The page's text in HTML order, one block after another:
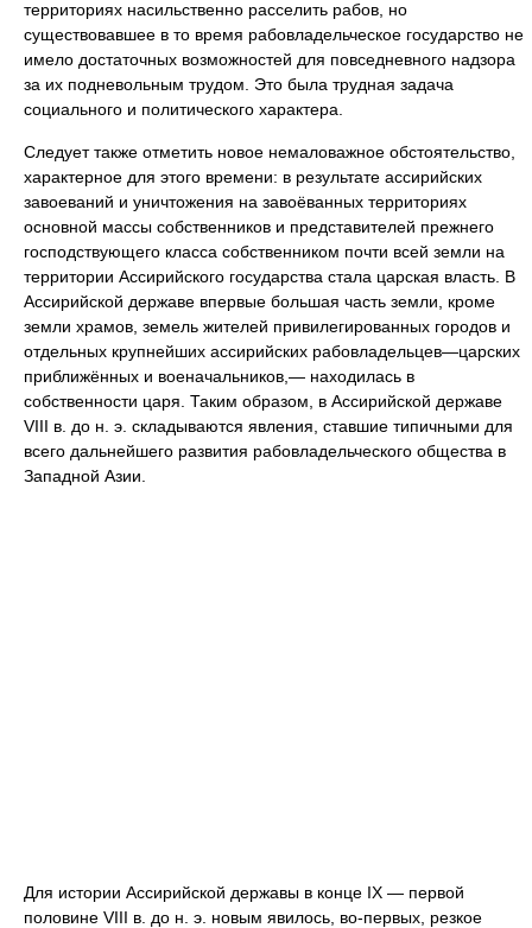
территориях насильственно расселить рабов, но
существовавшее в то время рабовладельческое государство не
имело достаточных возможностей для повседневного надзора
за их подневольным трудом. Это была трудная задача
социального и политического характера.
Следует также отметить новое немаловажное обстоятельство,
характерное для этого времени: в результате ассирийских
завоеваний и уничтожения на завоёванных территориях
основной массы собственников и представителей прежнего
господствующего класса собственником почти всей земли на
территории Ассирийского государства стала царская власть. В
Ассирийской державе впервые большая часть земли, кроме
земли храмов, земель жителей привилегированных городов и
отдельных крупнейших ассирийских рабовладельцев—царских
приближённых и военачальников,— находилась в
собственности царя. Таким образом, в Ассирийской державе
VIII в. до н. э. складываются явления, ставшие типичными для
всего дальнейшего развития рабовладельческого общества в
Западной Азии.
Для истории Ассирийской державы в конце IX — первой
половине VIII в. до н. э. новым явилось, во-первых, резкое